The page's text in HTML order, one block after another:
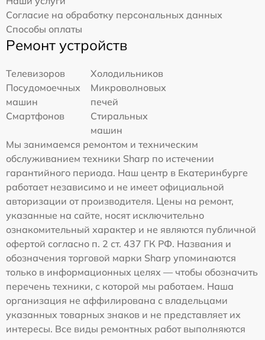
Согласие на обработку персональных данных
Способы оплаты
Ремонт устройств
Телевизоров
Холодильников
Посудомоечных
машин
Микроволновых
печей
Смартфонов
Стиральных
машин
Мы занимаемся ремонтом и техническим
обслуживанием техники Sharp по истечении
гарантийного периода. Наш центр в Екатеринбурге
работает независимо и не имеет официальной
авторизации от производителя. Цены на ремонт,
указанные на сайте, носят исключительно
ознакомительный характер и не являются публичной
офертой согласно п. 2 ст. 437 ГК РФ. Названия и
обозначения торговой марки Sharp упоминаются
только в информационных целях — чтобы обозначить
перечень техники, с которой мы работаем. Наша
организация не аффилирована с владельцами
указанных товарных знаков и не представляет их
интересы. Все виды ремонтных работ выполняются